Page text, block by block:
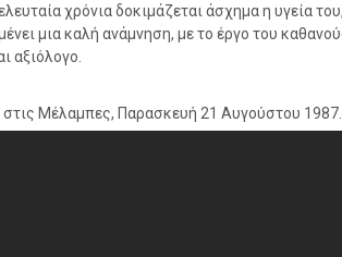
χρόνια δοκιμάζεται άσχημα η υγεία
μια καλή ανάμνηση, με το έργο του
αξιόλογο.
στις Μέλαμπες, Παρασκευή 21 Αυγούστου 1987.